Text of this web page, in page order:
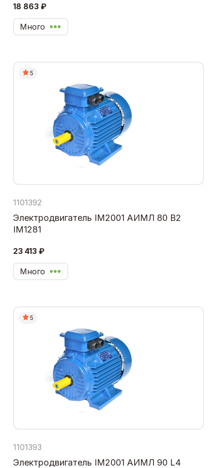
18 863 ₽
Много
5
1101392
Электродвигатель IM2001 АИМЛ 80 В2
IM1281
23 413 ₽
Много
5
1101393
Электродвигатель IM2001 АИМЛ 90 L4